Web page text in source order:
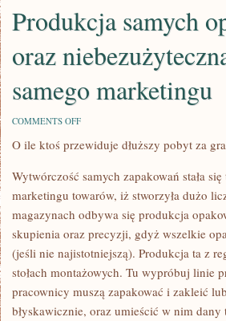
Produkcja samych
oraz
samego marketingu
COMMENTS OFFON
SAMYCH
OPAKOWAŃ
SIĘ
TAK
ORAZ
NIEBEZUŻYTECZNA
W
PRZECHOWYWANIU
SAMEGO
MARKETINGU
O ile ktoś przewiduje dłuższy pobyt za
Wytwórczość samych zapakowań stała
marketingu towarów, iż stworzyła dużo
magazynach odbywa się produkcja
skupienia oraz precyzji, gdyż wszelkie
(jeśli nie najistotniejszą). Produkcja ta z
stołach montażowych. Tu wypróbuj linie
pracownicy muszą zapakować i zakleić
błyskawicznie, oraz umieścić w nim